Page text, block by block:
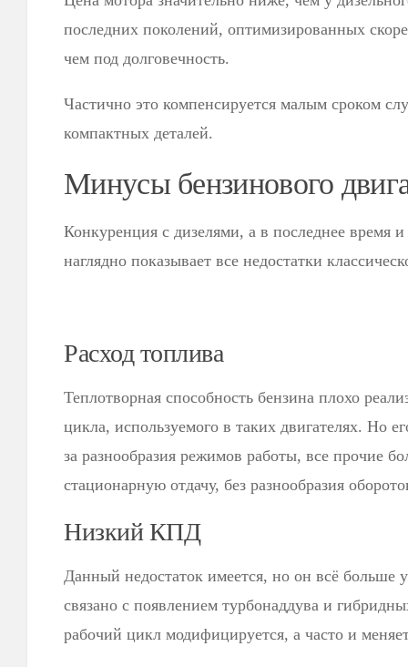
последних поколений, оптимизированных
чем под долговечность.
Частично это компенсируется малым сроком
компактных деталей.
Минусы бензинового
Конкуренция с дизелями, а в последнее время
наглядно показывает все недостатки
Расход топлива
Теплотворная способность бензина плохо
цикла, используемого в таких двигателях. Но
за разнообразия режимов работы, все прочие
стационарную отдачу, без разнообразия
Низкий КПД
Данный недостаток имеется, но он всё больше
связано с появлением турбонаддува и
рабочий цикл модифицируется, а часто и